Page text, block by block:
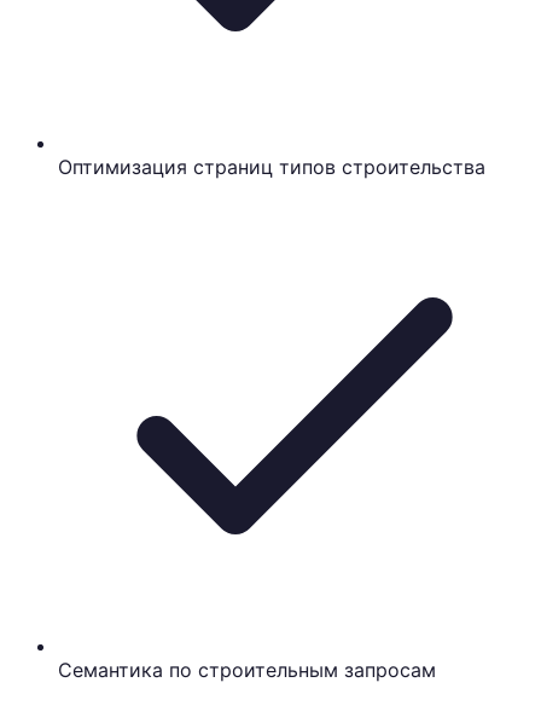
Оптимизация страниц типов строительства
Семантика по строительным запросам